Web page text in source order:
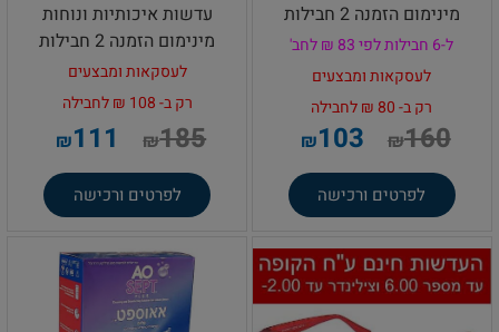
מינימום הזמנה 2 חבילות
ל-6 חבילות לפי 83 ₪ לחב'
לעסקאות ומבצעים
רק ב- 80 ₪ לחבילה
₪160
₪103
לפרטים ורכישה
עדשות איכותיות ונוחות
מינימום הזמנה 2 חבילות
לעסקאות ומבצעים
רק ב- 108 ₪ לחבילה
₪185
₪111
לפרטים ורכישה